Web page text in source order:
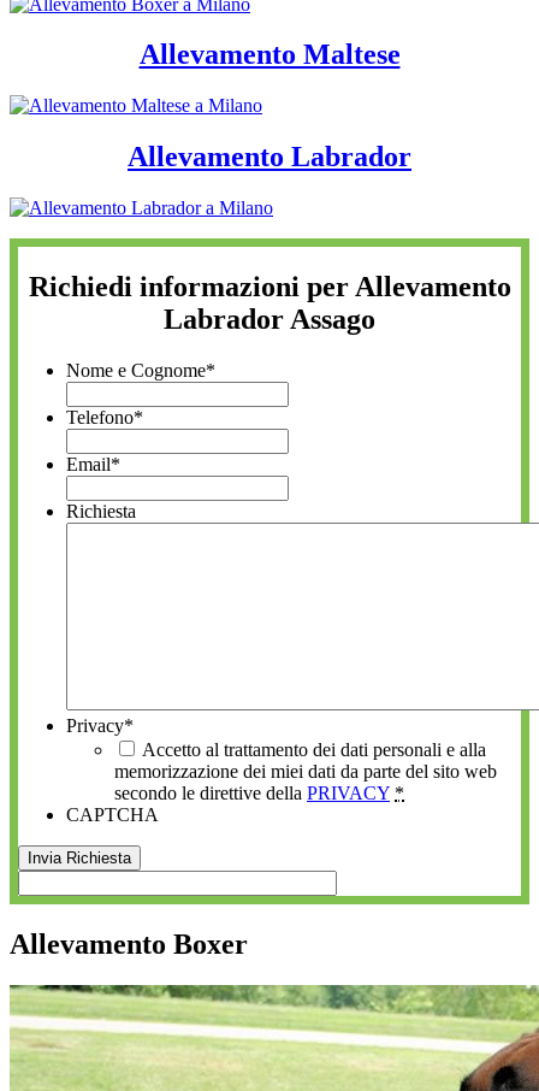
Allevamento Maltese
Allevamento Labrador
Richiedi informazioni per Allevamento
Labrador Assago
Nome e Cognome*
Telefono*
Email*
Richiesta
Privacy*
Accetto al trattamento dei dati personali e alla
memorizzazione dei miei dati da parte del sito web
secondo le direttive della PRIVACY *
CAPTCHA
Allevamento Boxer